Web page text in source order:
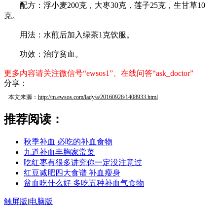
配方：浮小麦200克，大枣30克，莲子25克，生甘草10
克。
用法：水煎后加入绿茶1克饮服。
功效：治疗贫血。
更多内容请关注微信号“ewsos1”、在线问答“ask_doctor”
分享：
本文来源： http://m.ewsos.com/lady/a/20160928/1408933.html
推荐阅读：
秋季补血 必吃的补血食物
九道补血丰胸家常菜
吃红枣有很多讲究你一定没注意过
红豆减肥四大食谱 补血瘦身
贫血吃什么好 多吃五种补血气食物
触屏版|电脑版